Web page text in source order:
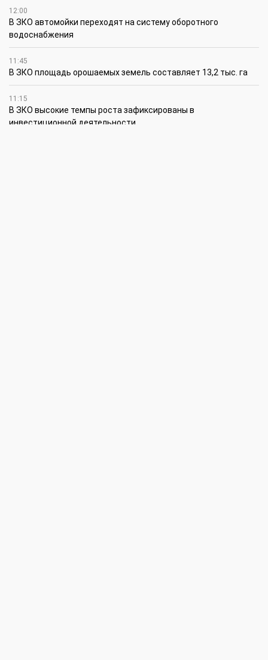
12:00
В ЗКО автомойки переходят на систему оборотного
водоснабжения
11:45
В ЗКО площадь орошаемых земель составляет 13,2 тыс. га
11:15
В ЗКО высокие темпы роста зафиксированы в
инвестиционной деятельности